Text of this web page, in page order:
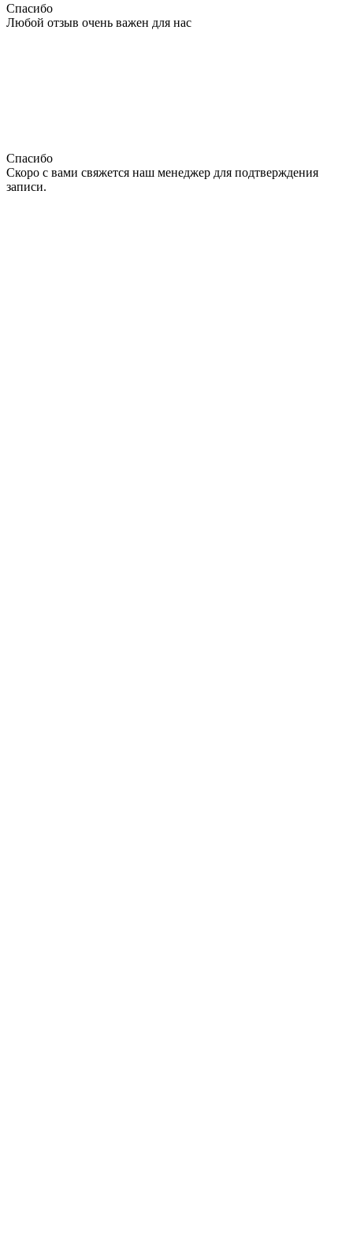
Спасибо
Любой отзыв очень важен для нас
Спасибо
Скоро с вами свяжется наш менеджер для подтверждения
записи.